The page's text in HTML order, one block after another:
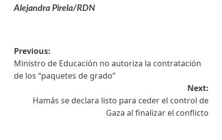
Alejandra Pirela/RDN
Previous:
Ministro de Educación no autoriza la contratación
de los “paquetes de grado”
Next:
Hamás se declara listo para ceder el control de
Gaza al finalizar el conflicto